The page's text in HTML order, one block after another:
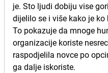
je. Sto ljudi dobiju vise
dijelilo se i više kako je
To pokazuje da mnoge
organizacije koriste
raspodjelila novce po
ga dalje iskoriste.